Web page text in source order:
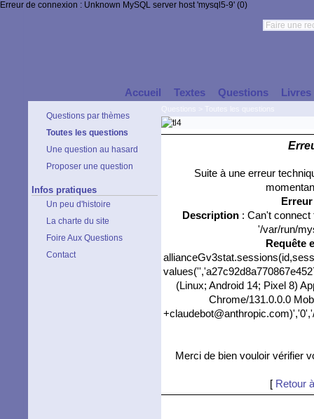
Erreur de connexion : Unknown MySQL server host 'mysql5-9' (0)
Accueil Textes Questions Livres
Questions par thèmes
Toutes les questions
Une question au hasard
Proposer une question
Infos pratiques
Un peu d'histoire
La charte du site
Foire Aux Questions
Contact
Suite à une erreur
Description: Can't connect
'/var/run/
Requête
(Linux; Android 14; Pixel 8)
Chrome/131.0.0.0
Merci de bien vouloir vérifier
[ Retour